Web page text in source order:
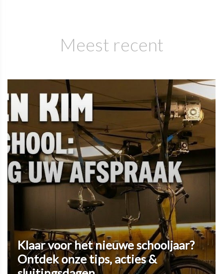
Meest recent
Klaar voor het nieuwe schooljaar?
Ontdek onze tips, acties &